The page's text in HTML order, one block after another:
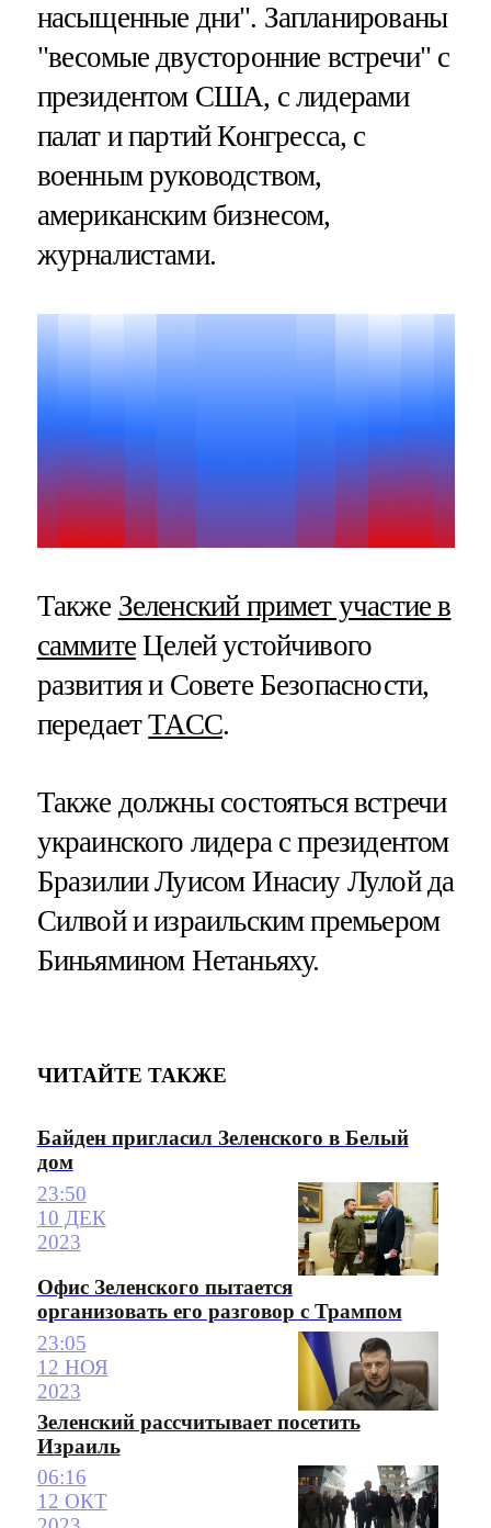
насыщенные дни". Запланированы
"весомые двусторонние встречи" с
президентом США, с лидерами
палат и партий Конгресса, с
военным руководством,
американским бизнесом,
журналистами.
Также Зеленский примет участие в
саммитеЦелей устойчивого
развития и Совете Безопасности,
передаетТАСС.
Также должны состояться встречи
украинского лидера с президентом
Бразилии Луисом Инасиу Лулой да
Силвой и израильским премьером
Биньямином Нетаньяху.
ЧИТАЙТЕ ТАКЖЕ
Байден пригласил Зеленского в Белый
дом
23:50
10 ДЕК
2023
Офис Зеленского пытается
организовать его разговор с Трампом
23:05
12 НОЯ
2023
Зеленский рассчитывает посетить
Израиль
06:16
12 ОКТ